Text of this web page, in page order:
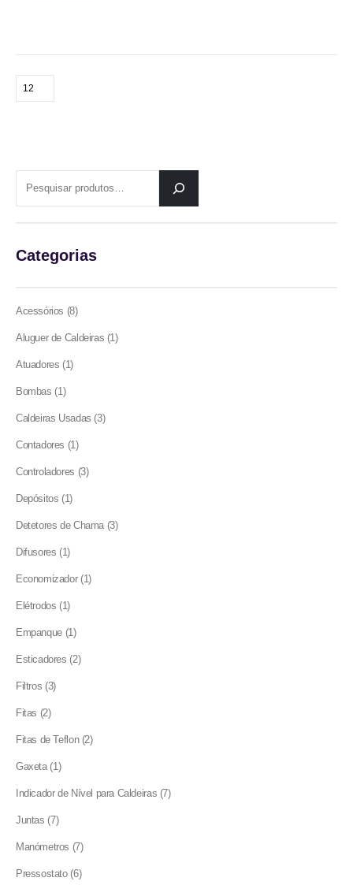
Categorias
Acessórios 88
Aluguer de Caldeiras 11
Atuadores 11
Bombas 11
Caldeiras Usadas 33
Contadores 11
Controladores 33
Depósitos 11
Detetores de Chama 33
Difusores 11
Economizador 11
Elétrodos 11
Empanque 11
Esticadores 22
Filtros 33
Fitas 22
Fitas de Teflon 22
Gaxeta 11
Indicador de Nível para Caldeiras 77
Juntas 77
Manómetros 77
Pressostato 66